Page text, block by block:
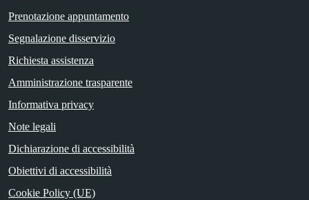
Prenotazione appuntamento
Segnalazione disservizio
Richiesta assistenza
Amministrazione trasparente
Informativa privacy
Note legali
Dichiarazione di accessibilità
Obiettivi di accessibilità
Cookie Policy (UE)